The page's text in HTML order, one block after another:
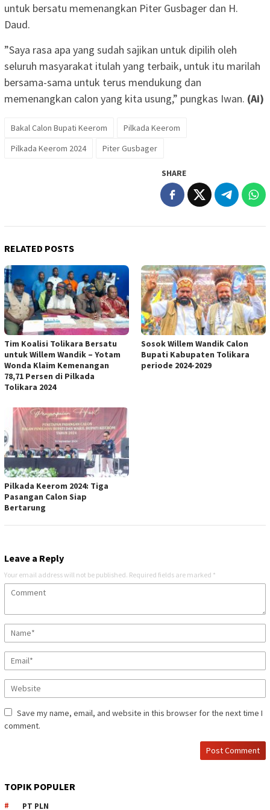
untuk bersatu memenangkan Piter Gusbager dan H.
Daud.
”Saya rasa apa yang sudah sajikan untuk dipilih oleh
seluruh masyarakat itulah yang terbaik, untuk itu marilah
bersama-sama untuk terus mendukung dan
memenangkan calon yang kita usung,” pungkas Iwan. (Ai)
Bakal Calon Bupati Keerom
Pilkada Keerom
Pilkada Keerom 2024
Piter Gusbager
SHARE
RELATED POSTS
Tim Koalisi Tolikara Bersatu
untuk Willem Wandik – Yotam
Wonda Klaim Kemenangan
78,71 Persen di Pilkada
Tolikara 2024
Sosok Willem Wandik Calon
Bupati Kabupaten Tolikara
periode 2024-2029
Pilkada Keerom 2024: Tiga
Pasangan Calon Siap
Bertarung
Leave a Reply
Your email address will not be published. Required fields are marked *
Save my name, email, and website in this browser for the next time I
comment.
TOPIK POPULER
PT PLN